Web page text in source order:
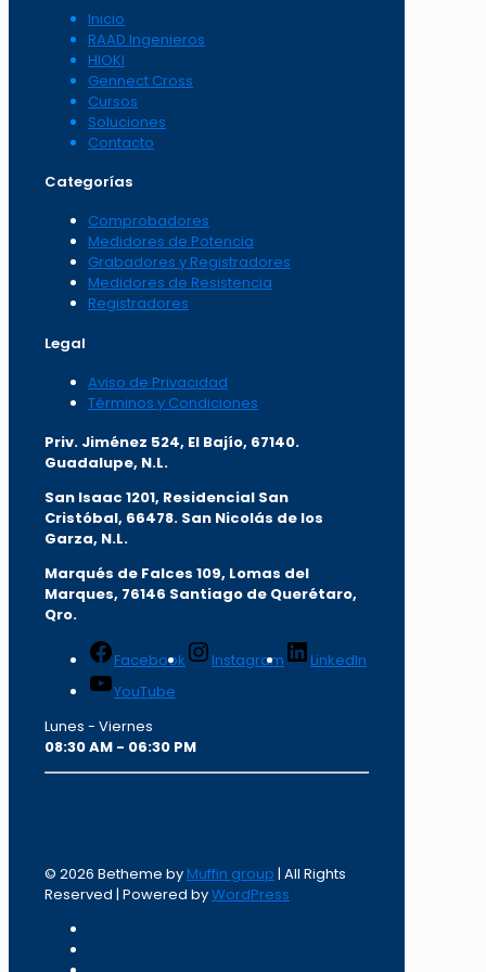
Inicio
RAAD Ingenieros
HIOKI
Gennect Cross
Cursos
Soluciones
Contacto
Categorías
Comprobadores
Medidores de Potencia
Grabadores y Registradores
Medidores de Resistencia
Registradores
Legal
Aviso de Privacidad
Términos y Condiciones
Priv. Jiménez 524, El Bajío, 67140.
Guadalupe, N.L.
San Isaac 1201, Residencial San
Cristóbal, 66478. San Nicolás de los
Garza, N.L.
Marqués de Falces 109, Lomas del
Marques, 76146 Santiago de Querétaro,
Qro.
Facebook Instagram
LinkedIn
YouTube
Lunes - Viernes
08:30 AM - 06:30 PM
© 2026 Betheme by Muffin group | All Rights
Reserved | Powered byWordPress